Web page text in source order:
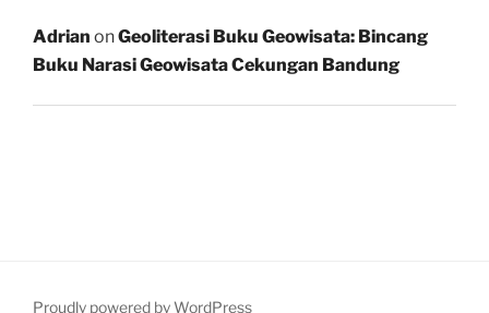
Adrian onGeoliterasi Buku Geowisata: Bincang
Buku Narasi Geowisata Cekungan Bandung
Proudly powered by WordPress